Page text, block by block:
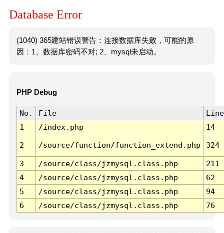
Database Error
(1040) 365建站错误警告：连接数据库失败，可能的原
因：1、数据库密码不对; 2、mysql未启动。
PHP Debug
No. File
Line
1
/index.php 14
2 /source/function/function_extend.php 324
3 /source/class/jzmysql.class.php
211
4
/source/class/jzmysql.class.php
62
5
/source/class/jzmysql.class.php
94
6
/source/class/jzmysql.class.php 76